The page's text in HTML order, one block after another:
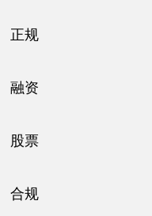
正规
融资
股票
合规